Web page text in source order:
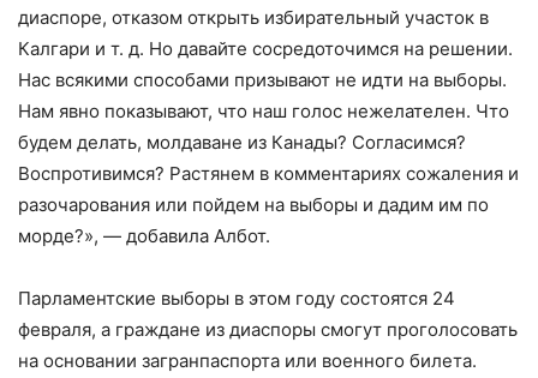
диаспоре, отказом открыть избирательный участок в
Калгари и т. д. Но давайте сосредоточимся на решении.
Нас всякими способами призывают не идти на выборы.
Нам явно показывают, что наш голос нежелателен. Что
будем делать, молдаване из Канады? Согласимся?
Воспротивимся? Растянем в комментариях сожаления и
разочарования или пойдем на выборы и дадим им по
морде?», — добавила Албот.
Парламентские выборы в этом году состоятся 24
февраля, а граждане из диаспоры смогут проголосовать
на основании загранпаспорта или военного билета.